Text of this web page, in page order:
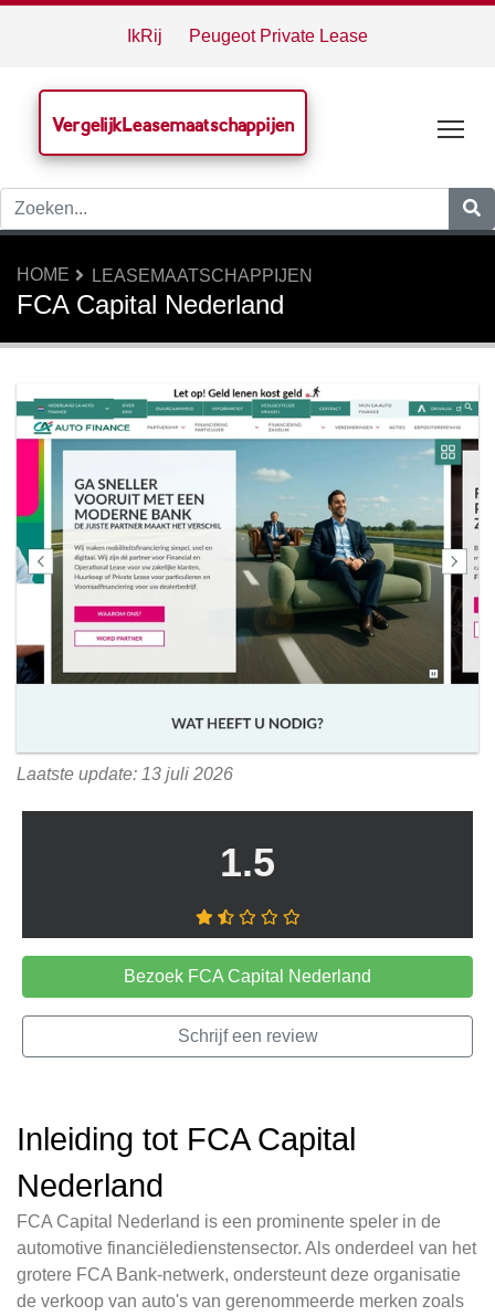
IkRij Peugeot Private Lease
VergelijkLeasemaatschappijen
HOME LEASEMAATSCHAPPIJEN
FCA Capital Nederland
Laatste update: 13 juli 2026
1.5
Bezoek FCA Capital Nederland
Schrijf een review
Inleiding tot FCA Capital
Nederland
FCA Capital Nederland is een prominente speler in de
automotive financiëledienstensector. Als onderdeel van het
grotere FCA Bank-netwerk, ondersteunt deze organisatie
de verkoop van auto's van gerenommeerde merken zoals